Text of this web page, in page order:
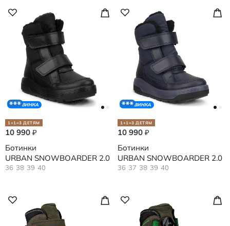
НОВИНКА
1+1=3 ДЕТЯМ
10 990 ₽
Ботинки
URBAN SNOWBOARDER 2.0
36 38 39 40
НОВИНКА
1+1=3 ДЕТЯМ
10 990 ₽
Ботинки
URBAN SNOWBOARDER 2.0
36 37 38 39 40